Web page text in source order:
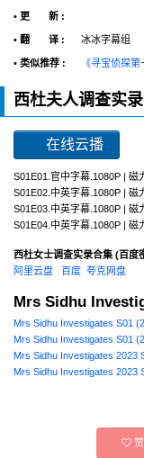
• 更 新 :
• 翻 译 : 冰冰字幕组
• 类似推荐 : 《寻宝侦探第
西杜夫人调查实
在线云播
S01E01.官中字幕.1080P | 磁
S01E02.中英字幕.1080P | 磁
S01E03.中英字幕.1080P | 磁
S01E04.中英字幕.1080P | 磁
西杜女士调查实录合集 (百度
阿里云盘
百度 夸克网盘
Mrs Sidhu
Mrs Sidhu Investigates S01
Mrs Sidhu Investigates S01
Mrs Sidhu Investigates 2023
Mrs Sidhu Investigates 2023
赞